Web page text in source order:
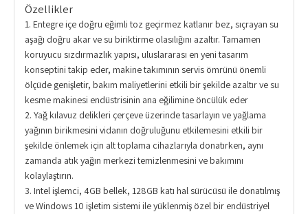
Özellikler
1. Entegre içe doğru eğimli toz geçirmez katlanır bez, sıçrayan su
aşağı doğru akar ve su biriktirme olasılığını azaltır. Tamamen
koruyucu sızdırmazlık yapısı, uluslararası en yeni tasarım
konseptini takip eder, makine takımının servis ömrünü önemli
ölçüde genişletir, bakım maliyetlerini etkili bir şekilde azaltır ve su
kesme makinesi endüstrisinin ana eğilimine öncülük eder
2. Yağ kılavuz delikleri çerçeve üzerinde tasarlayın ve yağlama
yağının birikmesini vidanın doğruluğunu etkilemesini etkili bir
şekilde önlemek için alt toplama cihazlarıyla donatırken, aynı
zamanda atık yağın merkezi temizlenmesini ve bakımını
kolaylaştırın.
3. Intel işlemci, 4GB bellek, 128GB katı hal sürücüsü ile donatılmış
ve Windows 10 işletim sistemi ile yüklenmiş özel bir endüstriyel